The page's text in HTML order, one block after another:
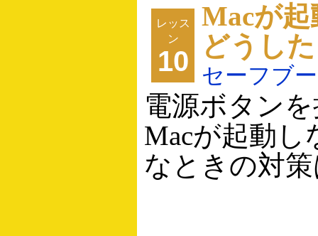
レッス
ン
10
Macが
どうし
セーフブ
電源ボタン
Macが起動し
なときの対